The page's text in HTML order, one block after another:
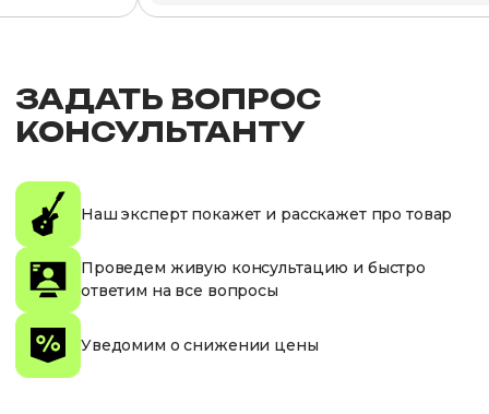
ЗАДАТЬ ВОПРОС
КОНСУЛЬТАНТУ
Наш эксперт покажет и расскажет про товар
Проведем живую консультацию и быстро
ответим на все вопросы
Уведомим о снижении цены